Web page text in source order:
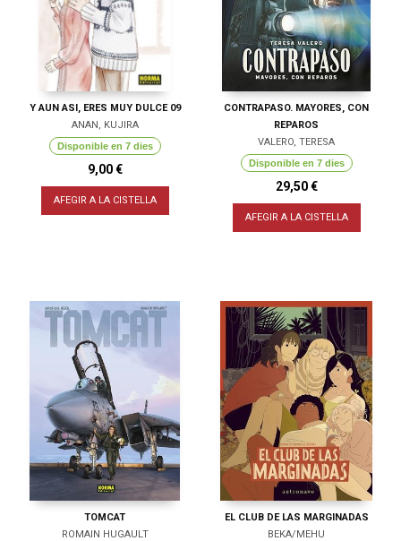
Y AUN ASI, ERES MUY DULCE 09
ANAN, KUJIRA
Disponible en 7 dies
9,00 €
AFEGIR A LA CISTELLA
CONTRAPASO. MAYORES, CON
REPAROS
VALERO, TERESA
Disponible en 7 dies
29,50 €
AFEGIR A LA CISTELLA
TOMCAT
ROMAIN HUGAULT
EL CLUB DE LAS MARGINADAS
BEKA/MEHU